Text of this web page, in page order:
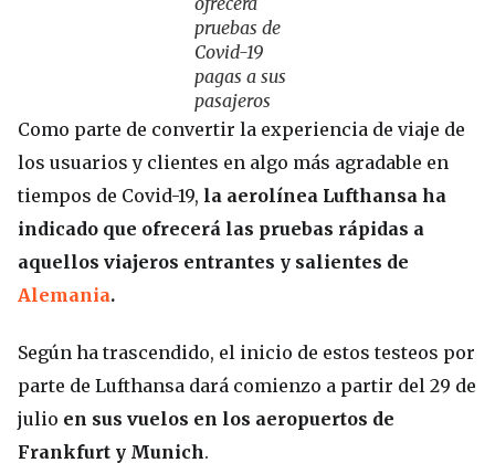
pruebas de
Covid-19
pagas a sus
pasajeros
Como parte de convertir la experiencia de viaje de
los usuarios y clientes en algo más agradable en
tiempos de Covid-19, la aerolínea Lufthansa ha
indicado que ofrecerá las pruebas rápidas a
aquellos viajeros entrantes y salientes de
Alemania.
Según ha trascendido, el inicio de estos testeos por
parte de Lufthansa dará comienzo a partir del 29 de
julio en sus vuelos en los aeropuertos de
Frankfurt y Munich.